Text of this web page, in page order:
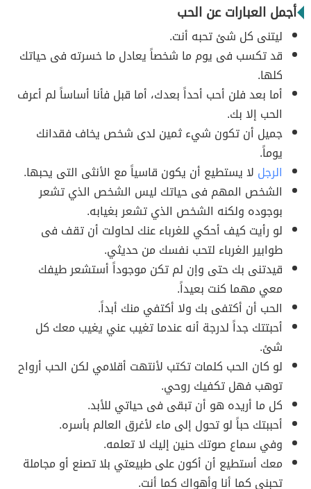
أجمل العبارات عن الحب
ليتنى كل شئ تحبه أنت.
قد تكسب فى يوم ما شخصاً يعادل ما خسرته فى حياتك
كلها.
أما بعد فلن أحب أحداً بعدك، أما قبل فأنا أساساً لم أعرف
الحب إلا بك.
جميل أن تكون شيء ثمين لدى شخص يخاف فقدانك
يوماً.
الرجل لا يستطيع أن يكون قاسياً مع الأنثى التى يحبها.
الشخص المهم فى حياتك ليس الشخص الذي تشعر
بوجوده ولكنه الشخص الذي تشعر بغيابه.
لو رأيت كيف أحكي للغرباء عنك لحاولت أن تقف فى
طوابير الغرباء لتحب نفسك من حديثي.
قيدتنى بك حتى وإن لم تكن موجوداً أستشعر طيفك
معي مهما كنت بعيداً.
الحب أن أكتفى بك ولا أكتفي منك أبداً.
أحبتتك جداً لدرجة أنه عندما تغيب عني يغيب معك كل
شئ.
لو كان الحب كلمات تكتب لأنتهت أقلامي لكن الحب أرواح
توهب فهل تكفيك روحي.
كل ما أريده هو أن تبقى فى حياتي للأبد.
أحببتك حباً لو تحول إلى ماء لأغرق العالم بأسره.
وفي سماع صوتك حنين إليك لا تعلمه.
معك أستطيع أن أكون على طبيعتي بلا تصنع أو مجاملة
تحبني كما أنا وأهواك كما أنت.